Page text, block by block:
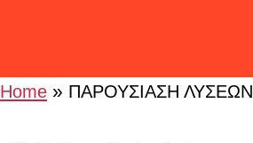
Home » ΠΑΡΟΥΣΙΑΣΗ ΛΥΣΕΩΝ